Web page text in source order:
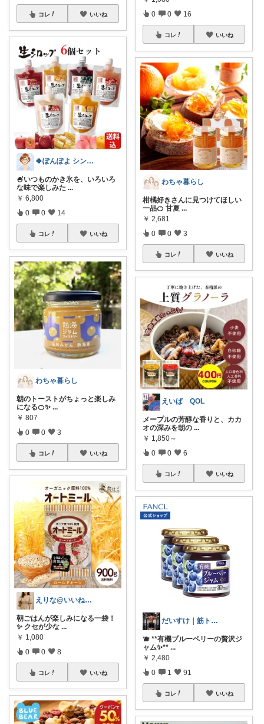
コレ いいね
🍀ぽんぽよ シンプル時短ライフ🍀
🍧いつものかき氷を、いろいろ
な味で楽しみた ...
￥ 6,800
0 0 14
コレ いいね
わちゃ暮らし
朝のトーストがちょっと楽しみ
になる🍊✨ ...
￥ 807
0 0 3
コレ いいね
えりな@いいね100%バック💓
朝ごはんが楽しみになる一袋！
✨ クセが少な ...
￥ 1,080
0 0 8
コレ いいね
0 0 16
コレ いいね
わちゃ暮らし
柑橘好きさんに見つけてほしい
一品🍊 甘夏 ...
￥ 2,681
0 0 3
コレ いいね
えいば QOL
メープルの芳醇な香りと、カカ
オの深みを朝の ...
￥ 1,850～
0 0 6
コレ いいね
だいすけ｜筋トレ×健康食✕バイクROOM
🫐 **有機ブルーベリーの贅沢ジ
ャム✨** ...
￥ 2,480
0 1 91
コレ いいね